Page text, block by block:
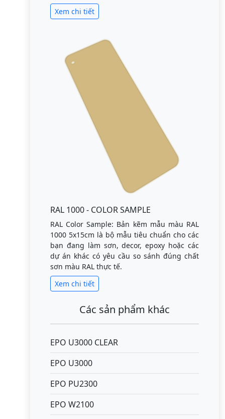
Xem chi tiết
RAL 1000 - COLOR SAMPLE
RAL Color Sample: Bản kẽm mẫu màu RAL
1000 5x15cm là bộ mẫu tiêu chuẩn cho các
bạn đang làm sơn, decor, epoxy hoặc các
dự án khác có yêu cầu so sánh đúng chất
sơn màu RAL thực tế.
Xem chi tiết
Các sản phẩm khác
EPO U3000 CLEAR
EPO U3000
EPO PU2300
EPO W2100